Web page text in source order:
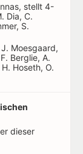
stellt 4-
Dia, C.
S.
Moesgaard,
Berglie, A.
Hoseth, O.
dieser